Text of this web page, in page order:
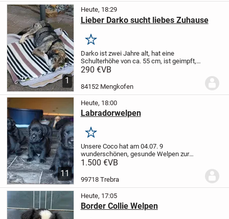
1
Heute, 18:29
Lieber Darko sucht liebes Zuhause
Merken
Darko ist zwei Jahre alt, hat eine
Schulterhöhe von ca. 55 cm, ist geimpft,
gechipt und i. Besitz eines EU-
und unkompliziert. Mit Hündinnen versteht
er sich...
290 €VB
84152 Mengkofen
11
Heute, 18:00
Labradorwelpen
Merken
Unsere Coco hat am 04.07. 9
wunderschönen, gesunde Welpen zur
Welt gebracht. Es suchen noch 2
ihre ❤️ Menschen.
75% Labrador und 25%...
1.500 €VB
99718 Trebra
Heute, 17:05
Border Collie Welpen